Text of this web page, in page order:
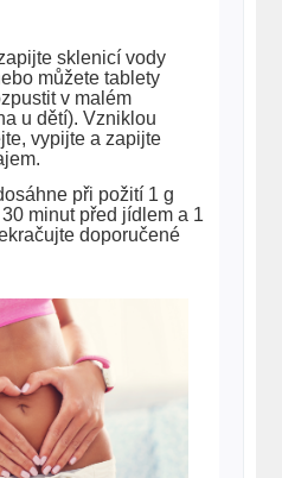
sklenicí vody
můžete tablety
v malém
u dětí). Vzniklou
vypijte a zapijte
při požití 1 g
minut před jídlem a 1
doporučené